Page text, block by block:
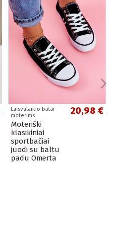
Laisvalaikio batai
moterims
Moteriški
klasikiniai
sportbačiai
juodi su baltu
padu Omerta
20,98 €